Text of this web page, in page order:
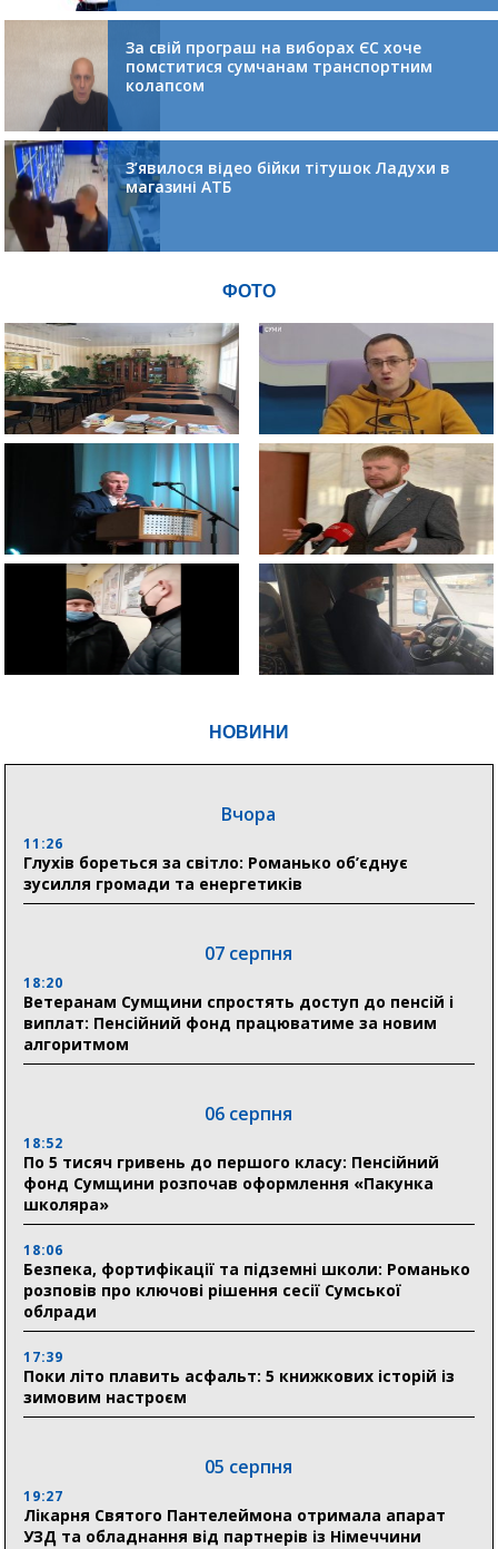
НОВИНИ
Вчора
11:26
Глухів бореться за світло: Романько об’єднує
зусилля громади та енергетиків
07 серпня
18:20
Ветеранам Сумщини спростять доступ до пенсій і
виплат: Пенсійний фонд працюватиме за новим
алгоритмом
06 серпня
18:52
По 5 тисяч гривень до першого класу: Пенсійний
фонд Сумщини розпочав оформлення «Пакунка
школяра»
18:06
Безпека, фортифікації та підземні школи: Романько
розповів про ключові рішення сесії Сумської
облради
17:39
Поки літо плавить асфальт: 5 книжкових історій із
зимовим настроєм
05 серпня
19:27
Лікарня Святого Пантелеймона отримала апарат
УЗД та обладнання від партнерів із Німеччини
За свій програш на виборах ЄС хоче
помститися сумчанам транспортним
колапсом
З’явилося відео бійки тітушок Ладухи в
магазині АТБ
ФОТО